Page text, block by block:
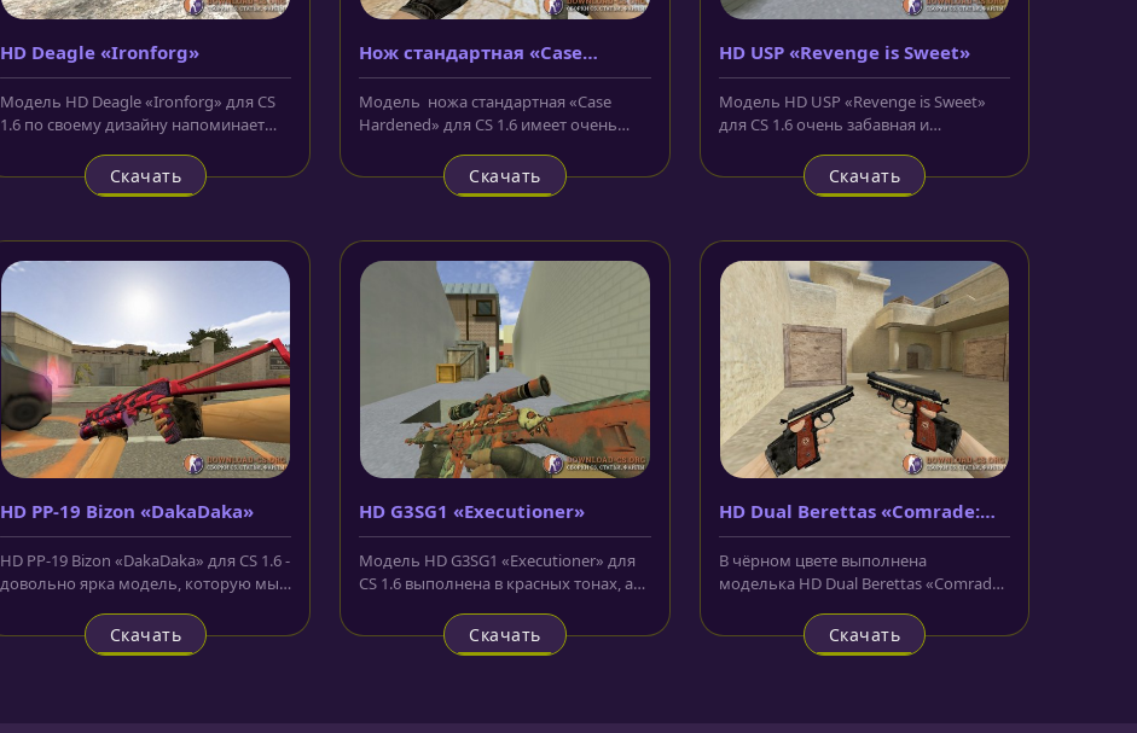
HD Deagle «Ironforg»
Модель HD Deagle «Ironforg» для CS
1.6 по своему дизайну напоминает
Скачать
Нож cтандартная «Case
Hardened»
Модель ножа cтандартная «Case
Hardened» для CS 1.6 имеет очень
Скачать
HD USP «Revenge is Sweet»
Модель HD USP «Revenge is Sweet»
для CS 1.6 очень забавная и
идея...
Скачать
HD PP-19 Bizon «DakaDaka»
HD PP-19 Bizon «DakaDaka» для CS 1.6 -
довольно ярка модель, которую мы
Скачать
HD G3SG1 «Executioner»
Модель HD G3SG1 «Executioner» для
CS 1.6 выполнена в красных тонах, а
Скачать
HD Dual Berettas «Comrade:
Military Black»
В чёрном цвете выполнена
моделька HD Dual Berettas «Comrade:
Скачать